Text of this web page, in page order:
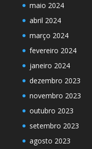
maio 2024
abril 2024
março 2024
fevereiro 2024
janeiro 2024
dezembro 2023
novembro 2023
outubro 2023
setembro 2023
agosto 2023